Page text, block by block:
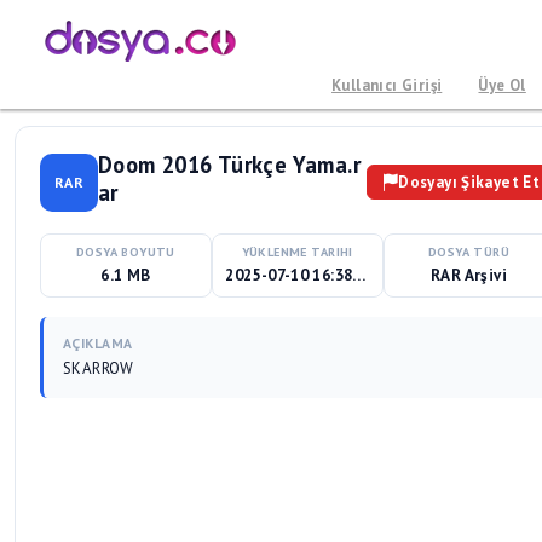
Kullanıcı Girişi Üye Ol
RAR
Doom 2016 Türkçe Yama.r
ar
Dosyayı Şikayet Et
DOSYA BOYUTU
6.1 MB
YÜKLENME TARIHI
2025-07-10 16:38:21
DOSYA TÜRÜ
RAR Arşivi
AÇIKLAMA
SKARROW